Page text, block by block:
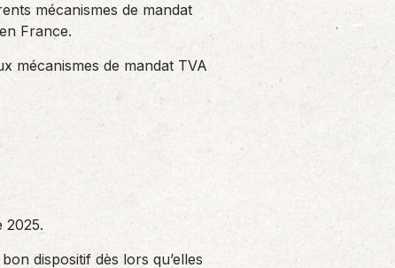
mécanismes de mandat
France.
mécanismes de mandat TVA
2025.
dispositif dès lors qu’elles